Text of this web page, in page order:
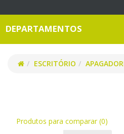
DEPARTAMENTOS
ESCRITÓRIO
Produtos para comparar (0)